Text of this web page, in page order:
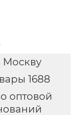
Москву
1688
оптовой